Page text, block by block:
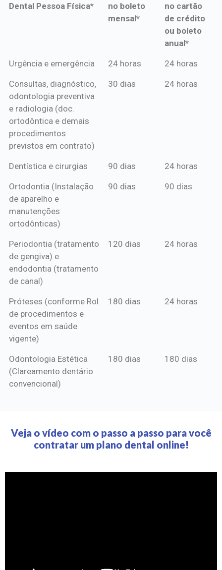
Dental Pessoa Física*
no boleto
mensal*
no cartão
de crédito
ou boleto
anual*
*Procedimentos Amil
*Pagamento
mensal*
*Pagamento
de crédito
Urgência e emergência 24 horas 24 horas
Consultas, diagnóstico,
odontologia preventiva
e radiologia (doc.
ortodôntica e demais
procedimentos
previstos em contrato)
30 dias 24 horas
Dentística e cirurgias 90 dias 24 horas
Ortodontia (Instalação
de aparelho e
manutenções
ortodônticas)
90 dias 90 dias
Periodontia (tratamento
de gengiva) e
endodontia (tratamento
de canal)
120 dias 24 horas
Próteses (conforme Rol
de procedimentos e
eventos em saúde
vigente)
180 dias 24 horas
Odontologia Estética
(Clareamento dentário
convencional)
180 dias 180 dias
Veja o vídeo com o passo a passo para você
contratar um plano dental online!